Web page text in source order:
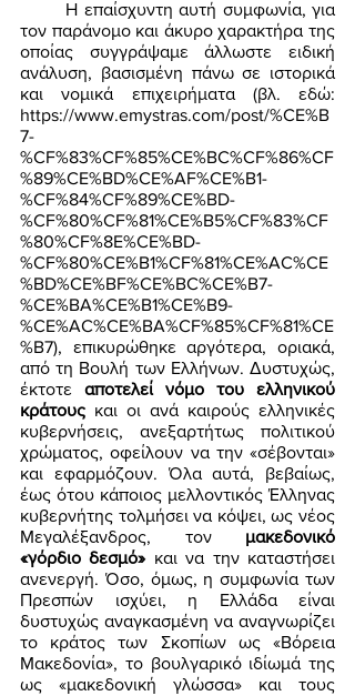
τον παράνομο και άκυρο χαρακτήρα της
οποίας συγγράψαμε άλλωστε ειδική
ανάλυση, βασισμένη πάνω σε ιστορικά
και νομικά επιχειρήματα (βλ. εδώ:
https://www.emystras.com/post/%CE%B
7-
%CF%83%CF%85%CE%BC%CF%86%CF
%89%CE%BD%CE%AF%CE%B1-
%CF%84%CF%89%CE%BD-
%CF%80%CF%81%CE%B5%CF%83%CF
%80%CF%8E%CE%BD-
%CF%80%CE%B1%CF%81%CE%AC%CE
%BD%CE%BF%CE%BC%CE%B7-
%CE%BA%CE%B1%CE%B9-
%CE%AC%CE%BA%CF%85%CF%81%CE
%B7), επικυρώθηκε αργότερα, οριακά,
από τη Βουλή των Ελλήνων. Δυστυχώς,
έκτοτε αποτελεί νόμο του ελληνικού
κράτους και οι ανά καιρούς ελληνικές
κυβερνήσεις, ανεξαρτήτως πολιτικού
χρώματος, οφείλουν να την «σέβονται»
και εφαρμόζουν. Όλα αυτά, βεβαίως,
έως ότου κάποιος μελλοντικός Έλληνας
κυβερνήτης τολμήσει να κόψει, ως νέος
Μεγαλέξανδρος, τον μακεδονικό
«γόρδιο δεσμό» και να την καταστήσει
ανενεργή. Όσο, όμως, η συμφωνία των
Πρεσπών ισχύει, η Ελλάδα είναι
δυστυχώς αναγκασμένη να αναγνωρίζει
το κράτος των Σκοπίων ως «Βόρεια
Μακεδονία», το βουλγαρικό ιδίωμά της
ως «μακεδονική γλώσσα» και τους